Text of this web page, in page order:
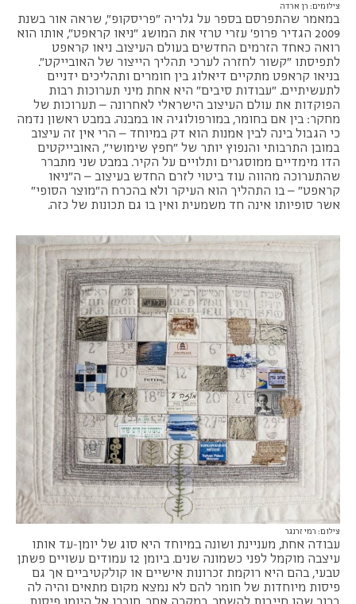
צילומים: רן ארדה
במאמר שהתפרסם בספר על גלריה "פריסקופ", שראה אור בשנת
2009 הגדיר פרופ' עזרי טרזי את המושג "ניאו קראפט", אותו הוא
רואה כאחד הזרמים החדשים בעולם העיצוב. ניאו קראפט
לתפיסתו "קשור לחזרה לערכי תהליך הייצור של האובייקט".
בניאו קראפט מתקיים דיאלוג בין חומרים ותהליכים ידניים
לתעשיתיים. "עבודות סיבים" היא אחת מיני תערוכות רבות
הפוקדות את עולם העיצוב הישראלי לאחרונה – תערוכות של
מחקר: בין אם בחומר, במורפולוגיה או במבנה. במבט ראשון נדמה
כי הגבול בינה לבין אמנות הוא דק במיוחד – הרי אין זה עיצוב
במובן התרבותי והנפוץ יותר של "חפץ שימושי", האובייקטים
הדו מימדיים ממוסגרים ותלויים על הקיר. במבט שני מתברר
שהתערוכה מהווה עוד ביטוי לזרם החדש בעיצוב – ה"ניאו
קראפט" – בו התהליך הוא העיקר ולא בהכרח ה"מוצר הסופי"
אשר סופיותו אינה חד משמעית ואין בו גם תכונות של כזה.
צילום: רמי זרנגר
עבודה אחת, מעניינת ושונה במיוחד היא סוג של יומן-עד אותו
עיצבה מוקמל לפני כשמונה שנים. ביומן 12 עמודים עשויים פשתן
טבעי, בהם היא רוקמת זכרונות אישיים או קולקטיביים אך גם
פיסות מיוחדות של חומר להם לא נמצא מקום מתאים והיה לה
ברור שהן חייבות להשמר. במקרה אחר, חוברו אל היומן פיסות